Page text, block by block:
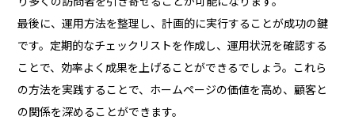
最後に、運用方法を整理し、計画的に実行することが成功の鍵
です。定期的なチェックリストを作成し、運用状況を確認する
ことで、効率よく成果を上げることができるでしょう。これら
の方法を実践することで、ホームページの価値を高め、顧客と
の関係を深めることができます。